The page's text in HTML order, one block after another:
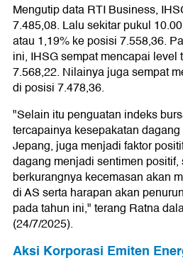
Mengutip data RTI Business,
7.485,08. Lalu sekitar pukul
atau 1,19% ke posisi 7.558,36.
ini, IHSG sempat mencapai level
7.568,22. Nilainya juga sempat
di posisi 7.478,36.
"Selain itu penguatan indeks
tercapainya kesepakatan
Jepang, juga menjadi faktor
dagang menjadi sentimen
berkurangnya kecemasan akan
di AS serta harapan akan
pada tahun ini," terang Ratna
(24/7/2025).
Aksi Korporasi Emiten